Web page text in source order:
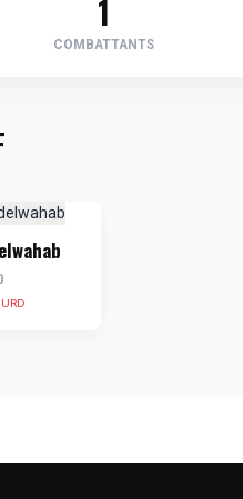
1
COMBATTANTS